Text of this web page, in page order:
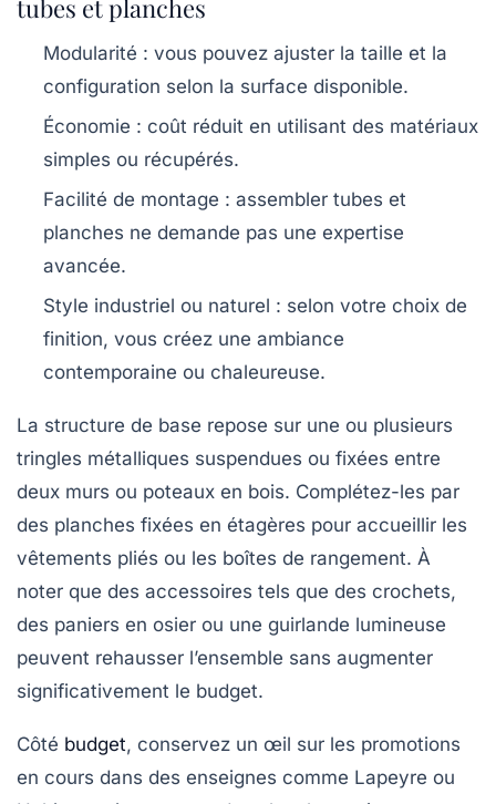
tubes et planches
Modularité : vous pouvez ajuster la taille et la
configuration selon la surface disponible.
Économie : coût réduit en utilisant des matériaux
simples ou récupérés.
Facilité de montage : assembler tubes et
planches ne demande pas une expertise
avancée.
Style industriel ou naturel : selon votre choix de
finition, vous créez une ambiance
contemporaine ou chaleureuse.
La structure de base repose sur une ou plusieurs
tringles métalliques suspendues ou fixées entre
deux murs ou poteaux en bois. Complétez-les par
des planches fixées en étagères pour accueillir les
vêtements pliés ou les boîtes de rangement. À
noter que des accessoires tels que des crochets,
des paniers en osier ou une guirlande lumineuse
peuvent rehausser l’ensemble sans augmenter
significativement le budget.
Côté budget, conservez un œil sur les promotions
en cours dans des enseignes comme Lapeyre ou